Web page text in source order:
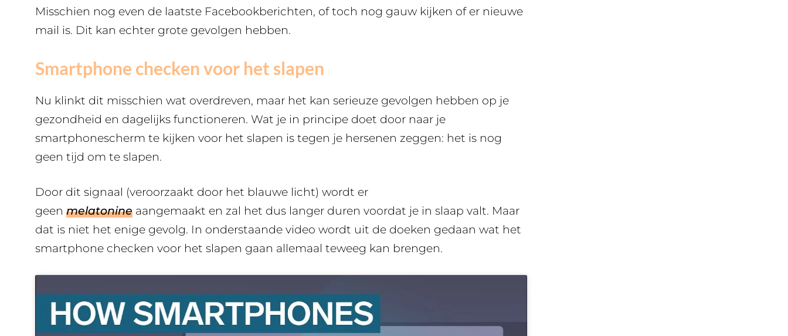
Misschien nog even de laatste Facebookberichten, of toch nog gauw kijken of er nieuwe
mail is. Dit kan echter grote gevolgen hebben.
Smartphone checken voor het slapen
Nu klinkt dit misschien wat overdreven, maar het kan serieuze gevolgen hebben op je
gezondheid en dagelijks functioneren. Wat je in principe doet door naar je
smartphonescherm te kijken voor het slapen is tegen je hersenen zeggen: het is nog
geen tijd om te slapen.
Door dit signaal (veroorzaakt door het blauwe licht) wordt er
geen melatonine aangemaakt en zal het dus langer duren voordat je in slaap valt. Maar
dat is niet het enige gevolg. In onderstaande video wordt uit de doeken gedaan wat het
smartphone checken voor het slapen gaan allemaal teweeg kan brengen.